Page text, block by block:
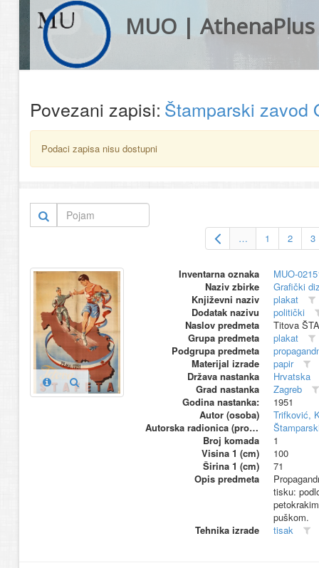
MUO | AthenaPlus
Povezani zapisi: Štamparski zavod
Podaci zapisa nisu dostupni
… 1 2 3
Inventarna oznaka
MUO-
Naziv zbirke
Grafički
Književni naziv
plakat
Dodatak nazivu
politički
Naslov predmeta
Titova
Grupa predmeta
plakat
Podgrupa predmeta
Materijal izrade
papir
Država nastanka
Hrvatska
Grad nastanka
Zagreb
Godina nastanka:
1951
Autor (osoba)
Trifković,
Autorska radionica (proizvođač)
Broj komada
1
Visina 1 (cm)
100
Širina 1 (cm)
71
Opis predmeta
tisku:
puškom.
Tehnika izrade
tisak